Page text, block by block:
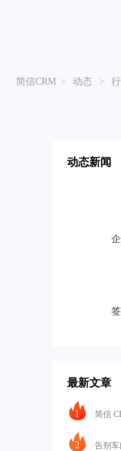
简信CRM > 动态 >
动态新闻
最新文章
1 简信
2 告别